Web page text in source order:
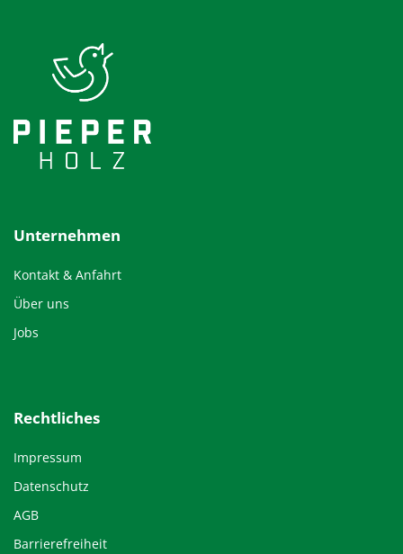
Unternehmen
Kontakt & Anfahrt
Über uns
Jobs
Rechtliches
Impressum
Datenschutz
AGB
Barrierefreiheit